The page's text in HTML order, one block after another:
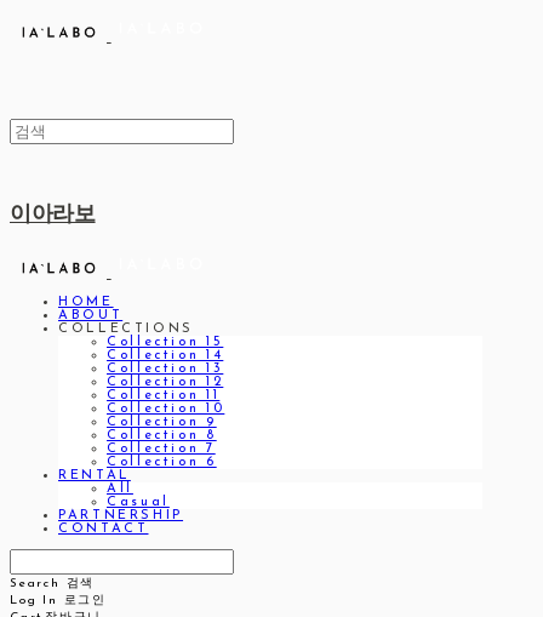
이아라보
HOME
ABOUT
COLLECTIONS
Collection 15
Collection 14
Collection 13
Collection 12
Collection 11
Collection 10
Collection 9
Collection 8
Collection 7
Collection 6
RENTAL
All
Casual
PARTNERSHIP
CONTACT
Search
검색
Log In
로그인